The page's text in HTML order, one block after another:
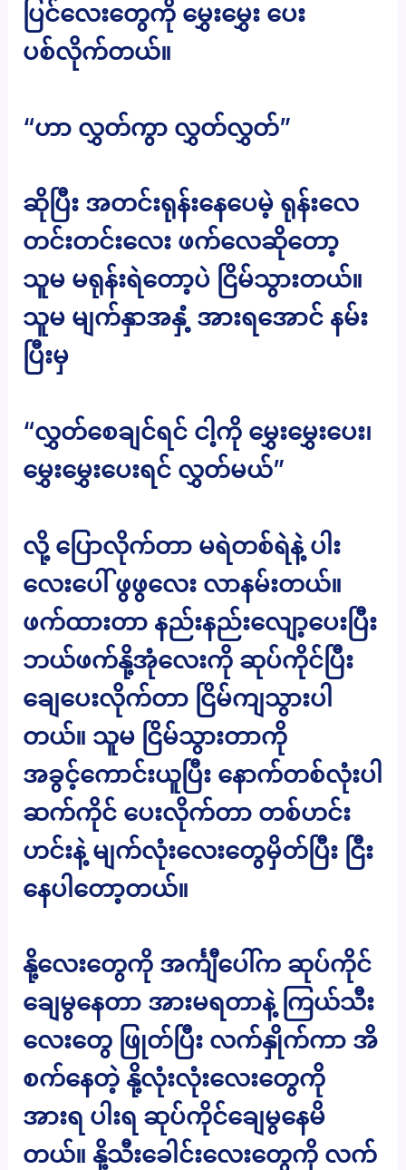
ပြင်လေးတွေကို မွှေးမွှေး ပေး
ပစ်လိုက်တယ်။
“ဟာ လွှတ်ကွာ လွှတ်လွှတ်”
ဆိုပြီး အတင်းရုန်းနေပေမဲ့ ရုန်းလေ
တင်းတင်းလေး ဖက်လေဆိုတော့
သူမ မရုန်းရဲတော့ပဲ ငြိမ်သွားတယ်။
သူမ မျက်နှာအနှံ့ အားရအောင် နမ်း
ပြီးမှ
“လွှတ်စေချင်ရင် ငါ့ကို မွှေးမွှေးပေး၊
မွှေးမွှေးပေးရင် လွှတ်မယ်”
လို့ ပြောလိုက်တာ မရဲတစ်ရဲနဲ့ ပါး
လေးပေါ် ဖွဖွလေး လာနမ်းတယ်။
ဖက်ထားတာ နည်းနည်းလျော့ပေးပြီး
ဘယ်ဖက်နို့အုံလေးကို ဆုပ်ကိုင်ပြီး
ချေပေးလိုက်တာ ငြိမ်ကျသွားပါ
တယ်။ သူမ ငြိမ်သွားတာကို
အခွင့်ကောင်းယူပြီး နောက်တစ်လုံးပါ
ဆက်ကိုင် ပေးလိုက်တာ တစ်ဟင်း
ဟင်းနဲ့ မျက်လုံးလေးတွေမှိတ်ပြီး ငြီး
နေပါတော့တယ်။
နို့လေးတွေကို အင်္ကျီပေါ်က ဆုပ်ကိုင်
ချေမွနေတာ အားမရတာနဲ့ ကြယ်သီး
လေးတွေ ဖြုတ်ပြီး လက်နှိုက်ကာ အိ
စက်နေတဲ့ နို့လုံးလုံးလေးတွေကို
အားရ ပါးရ ဆုပ်ကိုင်ချေမွနေမိ
တယ်။ နို့သီးခေါင်းလေးတွေကို လက်